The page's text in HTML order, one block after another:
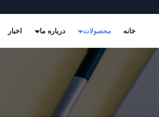
خانه محصولات درباره ما اخبار